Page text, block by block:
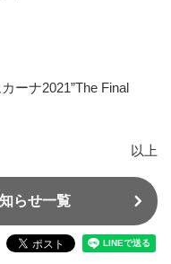
ーナ2021”The Final
以上
らせ一覧